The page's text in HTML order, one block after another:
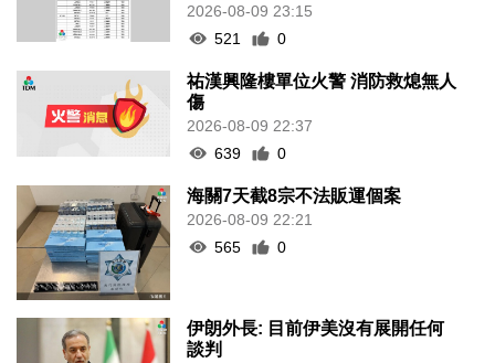
2026-08-09 23:15
521
0
祐漢興隆樓單位火警 消防救熄無人
傷
2026-08-09 22:37
639
0
海關7天截8宗不法販運個案
2026-08-09 22:21
565
0
伊朗外長: 目前伊美沒有展開任何
談判